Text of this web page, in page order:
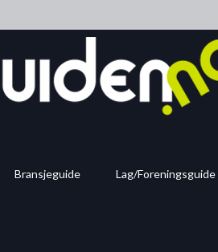
Bransjeguide Lag/Foreningsguide